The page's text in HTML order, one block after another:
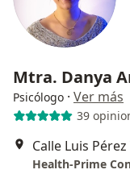
Mtra. Danya
Psicólogo · Ver más
39
Calle Luis
Health-Prime